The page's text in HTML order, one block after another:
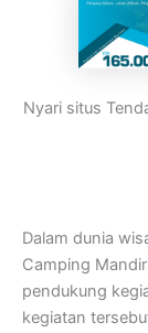
Nyari situs
Dalam dunia
Camping
pendukung
kegiatan